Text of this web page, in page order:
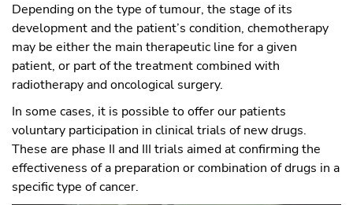
Depending on the type of tumour, the stage of its
development and the patient’s condition, chemotherapy
may be either the main therapeutic line for a given
patient, or part of the treatment combined with
radiotherapy and oncological surgery.
In some cases, it is possible to offer our patients
voluntary participation in clinical trials of new drugs.
These are phase II and III trials aimed at confirming the
effectiveness of a preparation or combination of drugs in a
specific type of cancer.